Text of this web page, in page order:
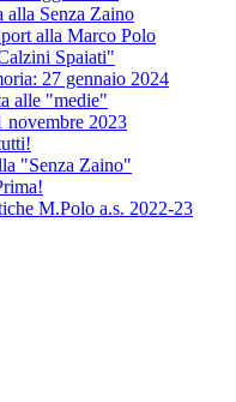
alla Senza Zaino
alla Marco Polo
Spaiati"
27 gennaio 2024
alle "medie"
novembre 2023
"Senza Zaino"
M.Polo a.s. 2022-23